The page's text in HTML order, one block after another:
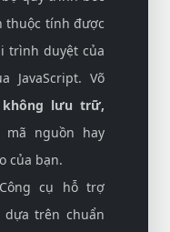
thuộc tính được
trình duyệt của
JavaScript. Võ
lưu trữ,
mã nguồn hay
của bạn.
Công cụ hỗ trợ
dựa trên chuẩn